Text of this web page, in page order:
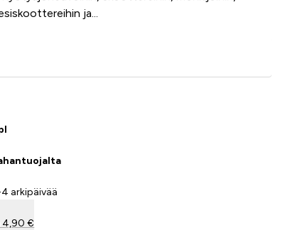
ja...
arkipäivää
4,90 €